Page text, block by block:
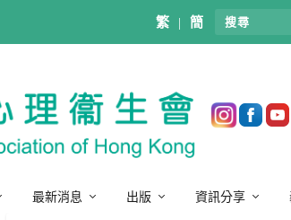
繁 |簡
最新消息 出版 資訊分享